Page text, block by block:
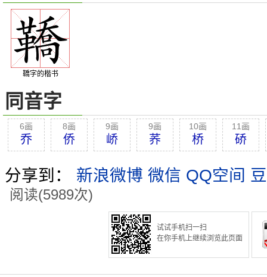
鞽字的楷书
同音字
6画
乔
8画
侨
9画
峤
9画
荞
10画
桥
11画
硚
分享到： 新浪微博 微信 QQ空间
阅读(5989次)
试试手机扫一扫
在你手机上继续浏览此页面